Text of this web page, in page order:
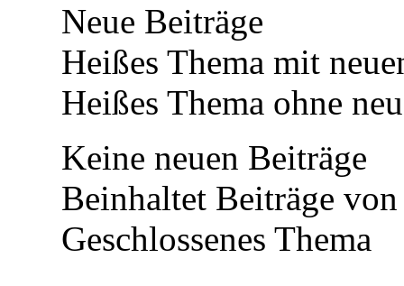
Neue Beiträge
Heißes Thema mit
Heißes Thema ohne
Keine neuen Beiträge
Beinhaltet Beiträge
Geschlossenes Thema